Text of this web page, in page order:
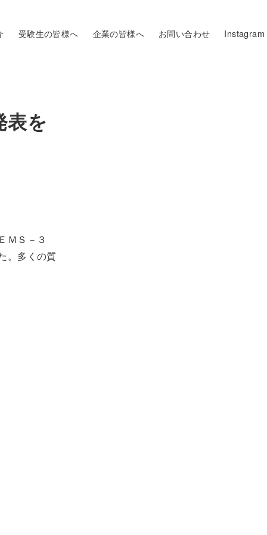
受験生の皆様へ 企業の皆様へ お問い合わせ Instagram
表を
ＭＳ－３
多くの質